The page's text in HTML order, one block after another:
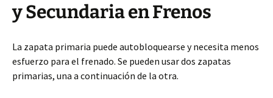
y Secundaria en Frenos
La zapata primaria puede autobloquearse y necesita menos
esfuerzo para el frenado. Se pueden usar dos zapatas
primarias, una a continuación de la otra.